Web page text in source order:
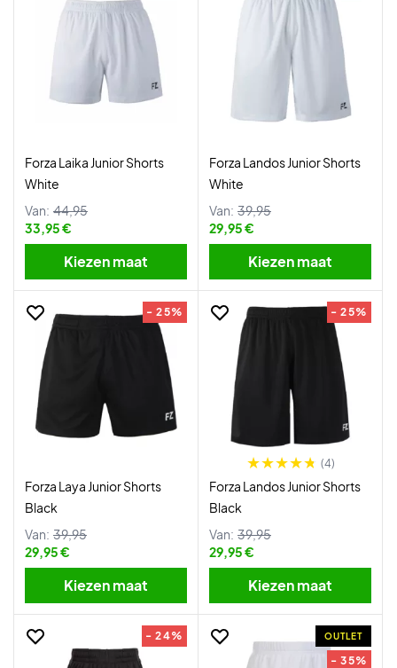
Forza Laika Junior Shorts
White
Van: 44,95
33,95 €
Kiezen maat
Forza Landos Junior Shorts
White
Van: 39,95
29,95 €
Kiezen maat
- 25%
Forza Laya Junior Shorts
Black
Van: 39,95
29,95 €
Kiezen maat
- 25%
(4)
Forza Landos Junior Shorts
Black
Van: 39,95
29,95 €
Kiezen maat
- 24% OUTLET
- 35%